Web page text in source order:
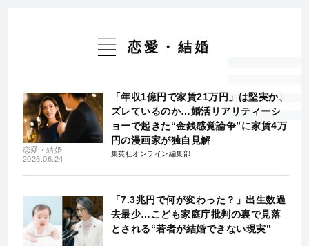
恋愛・結婚
恋愛・結婚
2026.06.24
「年収1億円で家賃21万円」は堅実か、
ズレているのか…婚活リアリティーシ
ョーで起きた“金銭感覚論争”に家賃4万
円の漫画家が独自見解
集英社オンライン編集部
「7.3兆円で何が変わった？」出生数過
去最少…こども家庭庁批判の裏で見落
とされる“若者が結婚できない現実”